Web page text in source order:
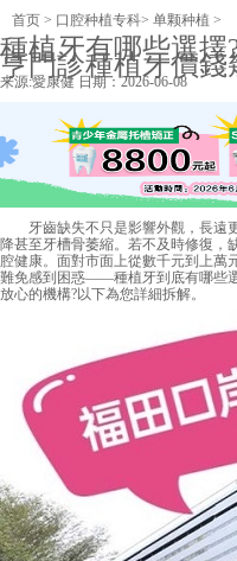
首页 > 口腔种植专科> 单颗种植 >
種植牙有哪些選擇
亨門診種植牙價錢
来源:愛康健日期：2026-06-08
牙齒缺失不只是影響外觀，長遠
降甚至牙槽骨萎縮。若不及時修復，
腔健康。面對市面上從數千元到上萬
難免感到困惑——種植牙到底有哪些
放心的機構?以下為您詳細拆解。